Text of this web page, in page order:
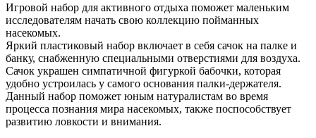
Игровой набор для активного отдыха поможет маленьким
исследователям начать свою коллекцию пойманных
насекомых.
Яркий пластиковый набор включает в себя сачок на палке и
банку, снабженную специальными отверстиями для воздуха.
Сачок украшен симпатичной фигуркой бабочки, которая
удобно устроилась у самого основания палки-держателя.
Данный набор поможет юным натуралистам во время
процесса познания мира насекомых, также поспособствует
развитию ловкости и внимания.